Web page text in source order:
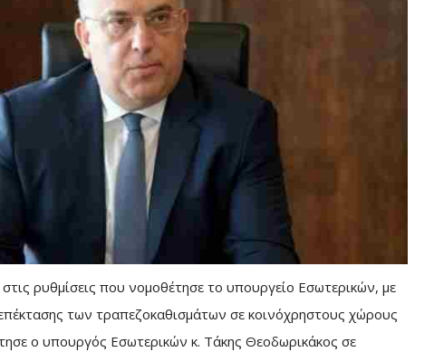
ρυθμίσεις που νομοθέτησε το υπουργείο Εσωτερικών, με
των τραπεζοκαθισμάτων σε κοινόχρηστους χώρους
ο υπουργός Εσωτερικών κ. Τάκης Θεοδωρικάκος σε